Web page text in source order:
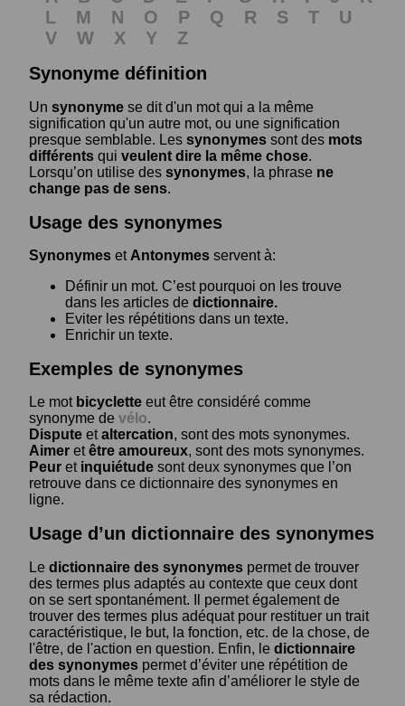
L
M N O P Q R S T
U
V
W X Y
Z
Synonyme définition
Un synonyme se dit d'un mot qui a la même
signification qu'un autre mot, ou une signification
presque semblable. Les synonymes sont des mots
différents qui veulent dire la même chose.
Lorsqu’on utilise des synonymes, la phrase ne
change pas de sens.
Usage des synonymes
Synonymes et Antonymes servent à:
Définir un mot. C’est pourquoi on les trouve
dans les articles de dictionnaire.
Eviter les répétitions dans un texte.
Enrichir un texte.
Exemples de synonymes
Le mot bicyclette eut être considéré comme
synonyme de vélo.
Dispute etaltercation, sont des mots synonymes.
Aimer etêtre amoureux, sont des mots synonymes.
Peur et inquiétude sont deux synonymes que l’on
retrouve dans ce dictionnaire des synonymes en
ligne.
Usage d’un dictionnaire des synonymes
Le dictionnaire des synonymes permet de trouver
des termes plus adaptés au contexte que ceux dont
on se sert spontanément. Il permet également de
trouver des termes plus adéquat pour restituer un trait
caractéristique, le but, la fonction, etc. de la chose, de
l'être, de l'action en question. Enfin, le dictionnaire
des synonymes permet d’éviter une répétition de
mots dans le même texte afin d’améliorer le style de
sa rédaction.